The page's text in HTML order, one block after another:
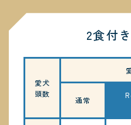
2食付
愛犬
頭数
通常